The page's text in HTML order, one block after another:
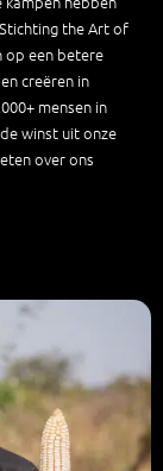
the Art of
op een betere
creëren in
mensen in
winst uit onze
over ons